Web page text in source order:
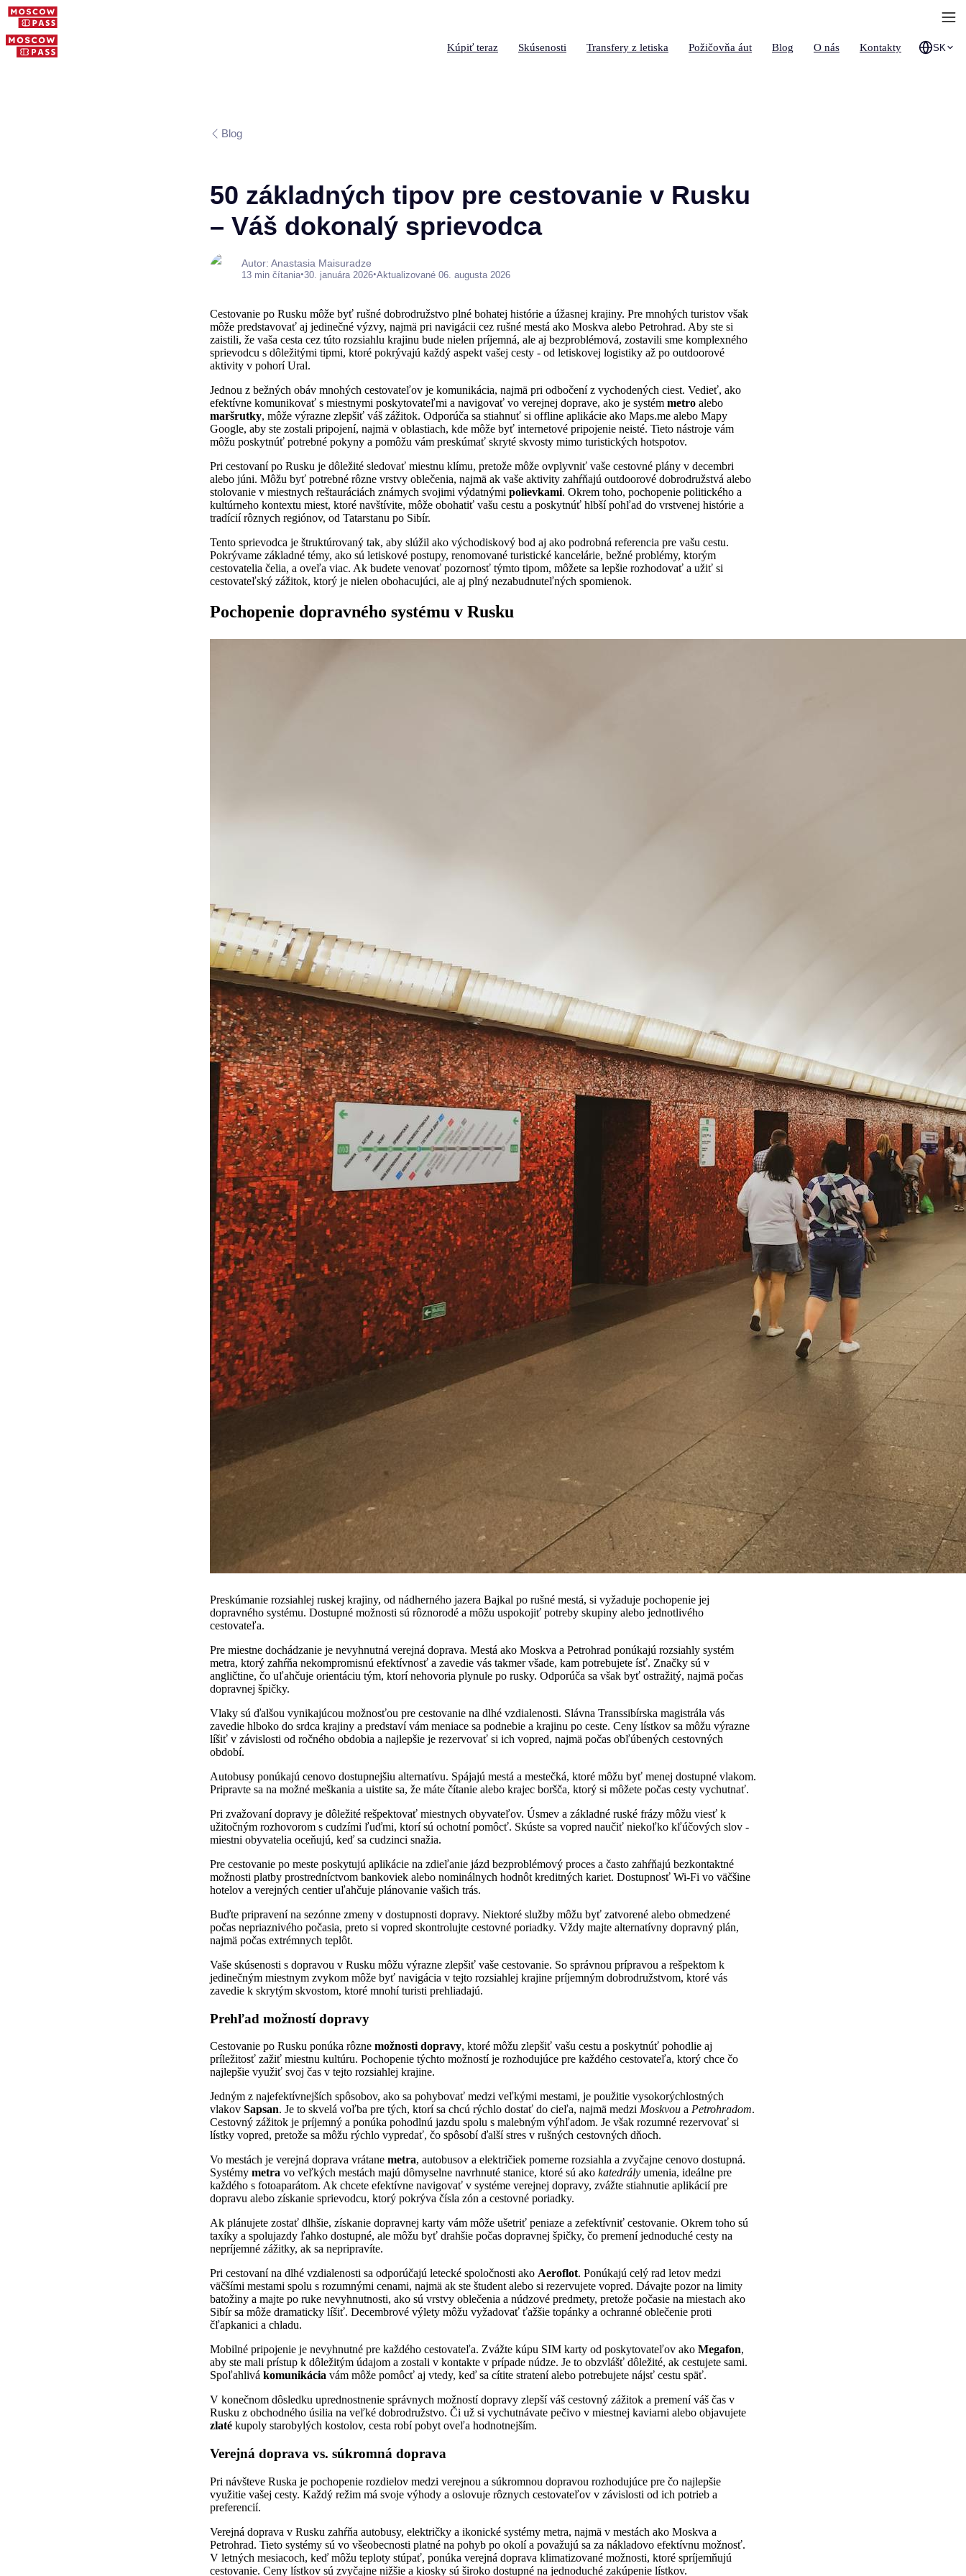
Kúpiť teraz Skúsenosti Transfery z letiska Požičovňa áut Blog O nás Kontakty SK
Blog
50 základných tipov pre cestovanie v Rusku
– Váš dokonalý sprievodca
Autor: Anastasia Maisuradze
13 min čítania•30. januára 2026•Aktualizované 06. augusta 2026
Cestovanie po Rusku môže byť rušné dobrodružstvo plné bohatej histórie a úžasnej krajiny. Pre mnohých turistov však
môže predstavovať aj jedinečné výzvy, najmä pri navigácii cez rušné mestá ako Moskva alebo Petrohrad. Aby ste si
zaistili, že vaša cesta cez túto rozsiahlu krajinu bude nielen príjemná, ale aj bezproblémová, zostavili sme komplexného
sprievodcu s dôležitými tipmi, ktoré pokrývajú každý aspekt vašej cesty - od letiskovej logistiky až po outdoorové
aktivity v pohorí Ural.
Jednou z bežných obáv mnohých cestovateľov je komunikácia, najmä pri odbočení z vychodených ciest. Vedieť, ako
efektívne komunikovať s miestnymi poskytovateľmi a navigovať vo verejnej doprave, ako je systém metro alebo
maršrutky, môže výrazne zlepšiť váš zážitok. Odporúča sa stiahnuť si offline aplikácie ako Maps.me alebo Mapy
Google, aby ste zostali pripojení, najmä v oblastiach, kde môže byť internetové pripojenie neisté. Tieto nástroje vám
môžu poskytnúť potrebné pokyny a pomôžu vám preskúmať skryté skvosty mimo turistických hotspotov.
Pri cestovaní po Rusku je dôležité sledovať miestnu klímu, pretože môže ovplyvniť vaše cestovné plány v decembri
alebo júni. Môžu byť potrebné rôzne vrstvy oblečenia, najmä ak vaše aktivity zahŕňajú outdoorové dobrodružstvá alebo
stolovanie v miestnych reštauráciách známych svojimi výdatnými polievkami. Okrem toho, pochopenie politického a
kultúrneho kontextu miest, ktoré navštívite, môže obohatiť vašu cestu a poskytnúť hlbší pohľad do vrstvenej histórie a
tradícií rôznych regiónov, od Tatarstanu po Sibír.
Tento sprievodca je štruktúrovaný tak, aby slúžil ako východiskový bod aj ako podrobná referencia pre vašu cestu.
Pokrývame základné témy, ako sú letiskové postupy, renomované turistické kancelárie, bežné problémy, ktorým
cestovatelia čelia, a oveľa viac. Ak budete venovať pozornosť týmto tipom, môžete sa lepšie rozhodovať a užiť si
cestovateľský zážitok, ktorý je nielen obohacujúci, ale aj plný nezabudnuteľných spomienok.
Pochopenie dopravného systému v Rusku
Preskúmanie rozsiahlej ruskej krajiny, od nádherného jazera Bajkal po rušné mestá, si vyžaduje pochopenie jej
dopravného systému. Dostupné možnosti sú rôznorodé a môžu uspokojiť potreby skupiny alebo jednotlivého
cestovateľa.
Pre miestne dochádzanie je nevyhnutná verejná doprava. Mestá ako Moskva a Petrohrad ponúkajú rozsiahly systém
metra, ktorý zahŕňa nekompromisnú efektívnosť a zavedie vás takmer všade, kam potrebujete ísť. Značky sú v
angličtine, čo uľahčuje orientáciu tým, ktorí nehovoria plynule po rusky. Odporúča sa však byť ostražitý, najmä počas
dopravnej špičky.
Vlaky sú ďalšou vynikajúcou možnosťou pre cestovanie na dlhé vzdialenosti. Slávna Transsibírska magistrála vás
zavedie hlboko do srdca krajiny a predstaví vám meniace sa podnebie a krajinu po ceste. Ceny lístkov sa môžu výrazne
líšiť v závislosti od ročného obdobia a najlepšie je rezervovať si ich vopred, najmä počas obľúbených cestovných
období.
Autobusy ponúkajú cenovo dostupnejšiu alternatívu. Spájajú mestá a mestečká, ktoré môžu byť menej dostupné vlakom.
Pripravte sa na možné meškania a uistite sa, že máte čítanie alebo krajec boršča, ktorý si môžete počas cesty vychutnať.
Pri zvažovaní dopravy je dôležité rešpektovať miestnych obyvateľov. Úsmev a základné ruské frázy môžu viesť k
užitočným rozhovorom s cudzími ľuďmi, ktorí sú ochotní pomôcť. Skúste sa vopred naučiť niekoľko kľúčových slov -
miestni obyvatelia oceňujú, keď sa cudzinci snažia.
Pre cestovanie po meste poskytujú aplikácie na zdieľanie jázd bezproblémový proces a často zahŕňajú bezkontaktné
možnosti platby prostredníctvom bankoviek alebo nominálnych hodnôt kreditných kariet. Dostupnosť Wi-Fi vo väčšine
hotelov a verejných centier uľahčuje plánovanie vašich trás.
Buďte pripravení na sezónne zmeny v dostupnosti dopravy. Niektoré služby môžu byť zatvorené alebo obmedzené
počas nepriaznivého počasia, preto si vopred skontrolujte cestovné poriadky. Vždy majte alternatívny dopravný plán,
najmä počas extrémnych teplôt.
Vaše skúsenosti s dopravou v Rusku môžu výrazne zlepšiť vaše cestovanie. So správnou prípravou a rešpektom k
jedinečným miestnym zvykom môže byť navigácia v tejto rozsiahlej krajine príjemným dobrodružstvom, ktoré vás
zavedie k skrytým skvostom, ktoré mnohí turisti prehliadajú.
Prehľad možností dopravy
Cestovanie po Rusku ponúka rôzne možnosti dopravy, ktoré môžu zlepšiť vašu cestu a poskytnúť pohodlie aj
príležitosť zažiť miestnu kultúru. Pochopenie týchto možností je rozhodujúce pre každého cestovateľa, ktorý chce čo
najlepšie využiť svoj čas v tejto rozsiahlej krajine.
Jedným z najefektívnejších spôsobov, ako sa pohybovať medzi veľkými mestami, je použitie vysokorýchlostných
vlakov Sapsan. Je to skvelá voľba pre tých, ktorí sa chcú rýchlo dostať do cieľa, najmä medzi Moskvou a Petrohradom.
Cestovný zážitok je príjemný a ponúka pohodlnú jazdu spolu s malebným výhľadom. Je však rozumné rezervovať si
lístky vopred, pretože sa môžu rýchlo vypredať, čo spôsobí ďalší stres v rušných cestovných dňoch.
Vo mestách je verejná doprava vrátane metra, autobusov a električiek pomerne rozsiahla a zvyčajne cenovo dostupná.
Systémy metra vo veľkých mestách majú dômyselne navrhnuté stanice, ktoré sú ako katedrály umenia, ideálne pre
každého s fotoaparátom. Ak chcete efektívne navigovať v systéme verejnej dopravy, zvážte stiahnutie aplikácií pre
dopravu alebo získanie sprievodcu, ktorý pokrýva čísla zón a cestovné poriadky.
Ak plánujete zostať dlhšie, získanie dopravnej karty vám môže ušetriť peniaze a zefektívniť cestovanie. Okrem toho sú
taxíky a spolujazdy ľahko dostupné, ale môžu byť drahšie počas dopravnej špičky, čo premení jednoduché cesty na
nepríjemné zážitky, ak sa nepripravíte.
Pri cestovaní na dlhé vzdialenosti sa odporúčajú letecké spoločnosti ako Aeroflot. Ponúkajú celý rad letov medzi
väčšími mestami spolu s rozumnými cenami, najmä ak ste študent alebo si rezervujete vopred. Dávajte pozor na limity
batožiny a majte po ruke nevyhnutnosti, ako sú vrstvy oblečenia a núdzové predmety, pretože počasie na miestach ako
Sibír sa môže dramaticky líšiť. Decembrové výlety môžu vyžadovať ťažšie topánky a ochranné oblečenie proti
čľapkanici a chladu.
Mobilné pripojenie je nevyhnutné pre každého cestovateľa. Zvážte kúpu SIM karty od poskytovateľov ako Megafon,
aby ste mali prístup k dôležitým údajom a zostali v kontakte v prípade núdze. Je to obzvlášť dôležité, ak cestujete sami.
Spoľahlivá komunikácia vám môže pomôcť aj vtedy, keď sa cítite stratení alebo potrebujete nájsť cestu späť.
V konečnom dôsledku uprednostnenie správnych možností dopravy zlepší váš cestovný zážitok a premení váš čas v
Rusku z obchodného úsilia na veľké dobrodružstvo. Či už si vychutnávate pečivo v miestnej kaviarni alebo objavujete
zlaté kupoly starobylých kostolov, cesta robí pobyt oveľa hodnotnejším.
Verejná doprava vs. súkromná doprava
Pri návšteve Ruska je pochopenie rozdielov medzi verejnou a súkromnou dopravou rozhodujúce pre čo najlepšie
využitie vašej cesty. Každý režim má svoje výhody a oslovuje rôznych cestovateľov v závislosti od ich potrieb a
preferencií.
Verejná doprava v Rusku zahŕňa autobusy, električky a ikonické systémy metra, najmä v mestách ako Moskva a
Petrohrad. Tieto systémy sú vo všeobecnosti platné na pohyb po okolí a považujú sa za nákladovo efektívnu možnosť.
V letných mesiacoch, keď môžu teploty stúpať, ponúka verejná doprava klimatizované možnosti, ktoré spríjemňujú
cestovanie. Ceny lístkov sú zvyčajne nižšie a kiosky sú široko dostupné na jednoduché zakúpenie lístkov.